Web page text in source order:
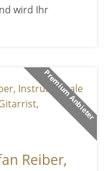
wird Ihr
Premium Anbieter
Reiber,